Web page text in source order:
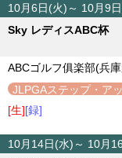
10月6日(火)～ 10月9
Sky レディスABC杯
ABCゴルフ俱楽部(兵
JLPGAステップ・ア
[生][録]
10月14日(水)～ 10月